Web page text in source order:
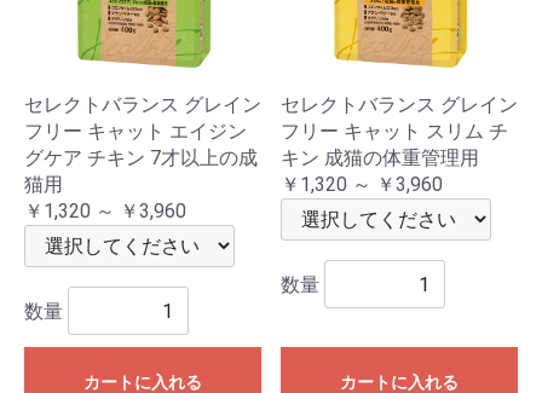
セレクトバランス グレイン
フリー キャット エイジン
グケア チキン 7才以上の成
猫用
￥1,320 ～ ￥3,960
数量
カートに入れる
セレクトバランス グレイン
フリー キャット スリム チ
キン 成猫の体重管理用
￥1,320 ～ ￥3,960
数量
カートに入れる